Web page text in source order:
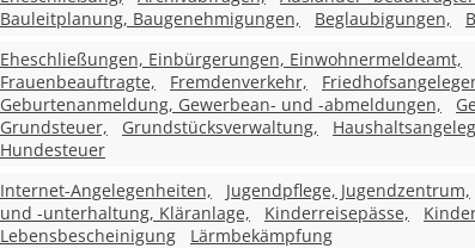
Bauleitplanung, Baugenehmigungen,
Beglaubigungen,
Eheschließungen, Einbürgerungen, Einwohnermeldeamt,
Frauenbeauftragte,
Fremdenverkehr,
Geburtenanmeldung, Gewerbean- und -abmeldungen,
Grundsteuer,
Grundstücksverwaltung,
Hundesteuer
Internet-Angelegenheiten, Jugendpflege, Jugendzentrum,
und -unterhaltung, Kläranlage,
Kinderreisepässe,
Lebensbescheinigung
Lärmbekämpfung